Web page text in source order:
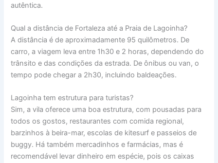
autêntica.
Qual a distância de Fortaleza até a Praia de Lagoinha?
A distância é de aproximadamente 95 quilômetros. De
carro, a viagem leva entre 1h30 e 2 horas, dependendo do
trânsito e das condições da estrada. De ônibus ou van, o
tempo pode chegar a 2h30, incluindo baldeações.
Lagoinha tem estrutura para turistas?
Sim, a vila oferece uma boa estrutura, com pousadas para
todos os gostos, restaurantes com comida regional,
barzinhos à beira-mar, escolas de kitesurf e passeios de
buggy. Há também mercadinhos e farmácias, mas é
recomendável levar dinheiro em espécie, pois os caixas